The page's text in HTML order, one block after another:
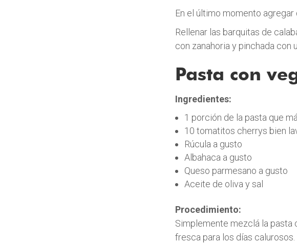
En el último momento agregar
Rellenar las barquitas de
con zanahoria y pinchada con
Pasta con
Ingredientes:
1 porción de la pasta que
10 tomatitos cherrys bien
Rúcula a gusto
Albahaca a gusto
Queso parmesano a gusto
Aceite de oliva y sal
Procedimiento:
Simplemente mezclá la pasta
fresca para los días